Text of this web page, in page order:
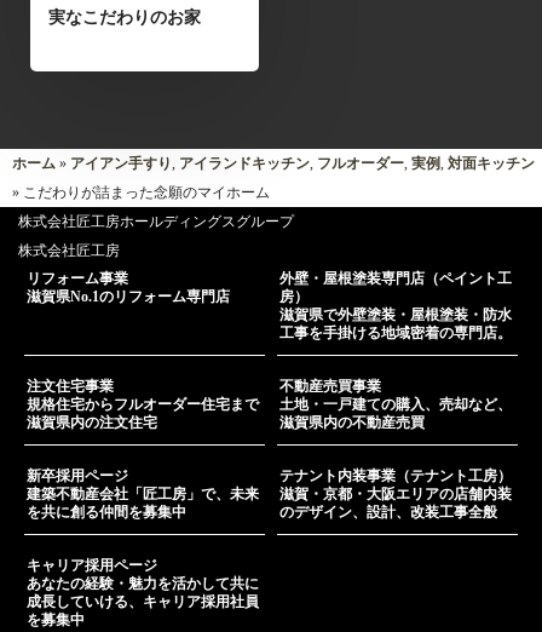
実なこだわりのお家
ホーム » アイアン手すり アイランドキッチン フルオーダー 実例 対面キッチン
» こだわりが詰まった念願のマイホーム
株式会社匠工房ホールディングスグループ
株式会社匠工房
リフォーム事業
滋賀県No.1のリフォーム専門店
外壁・屋根塗装専門店（ペイント工
房）
滋賀県で外壁塗装・屋根塗装・防水
工事を手掛ける地域密着の専門店。
注文住宅事業
規格住宅からフルオーダー住宅まで
滋賀県内の注文住宅
不動産売買事業
土地・一戸建ての購入、売却など、
滋賀県内の不動産売買
新卒採用ページ
建築不動産会社「匠工房」で、未来
を共に創る仲間を募集中
テナント内装事業（テナント工房）
滋賀・京都・大阪エリアの店舗内装
のデザイン、設計、改装工事全般
キャリア採用ページ
あなたの経験・魅力を活かして共に
成長していける、キャリア採用社員
を募集中